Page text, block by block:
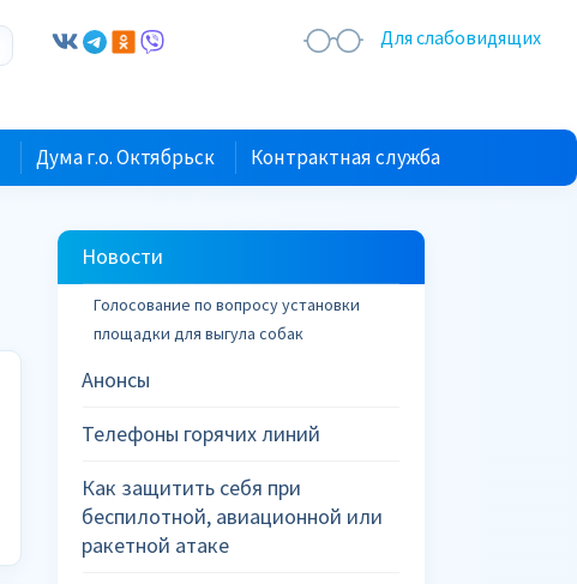
Для слабовидящих
Дума г.о. Октябрьск Контрактная служба
Новости
Голосование по вопросу установки
площадки для выгула собак
Анонсы
Телефоны горячих линий
Как защитить себя при
беспилотной, авиационной или
ракетной атаке